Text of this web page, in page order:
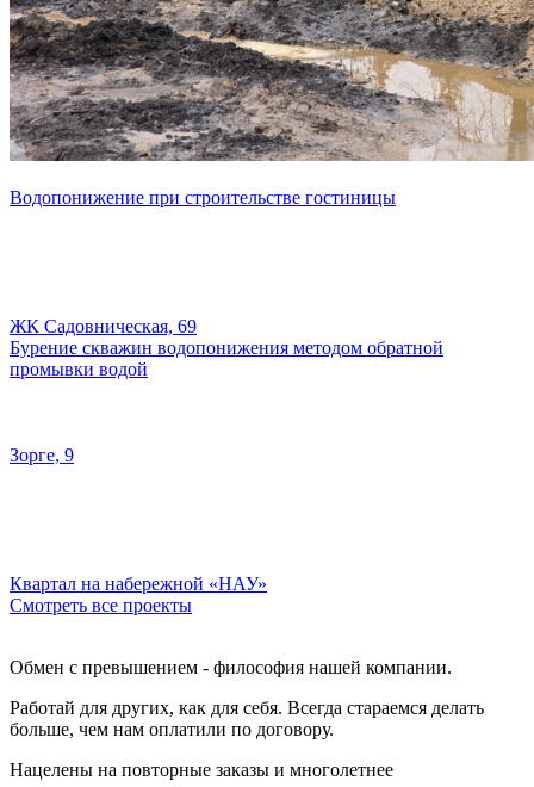
Водопонижение при строительстве гостиницы
ЖК Садовническая, 69
Бурение скважин водопонижения методом обратной
промывки водой
Зорге, 9
Квартал на набережной «НАУ»
Смотреть все проекты
Обмен с превышением - философия нашей компании.
Работай для других, как для себя. Всегда стараемся делать
больше, чем нам оплатили по договору.
Нацелены на повторные заказы и многолетнее